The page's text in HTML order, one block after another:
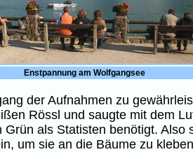
Enstpannung am Wolfgangsee
der Aufnahmen zu
Rössl und saugte mit dem
als Statisten benötigt.
um sie an die Bäume zu